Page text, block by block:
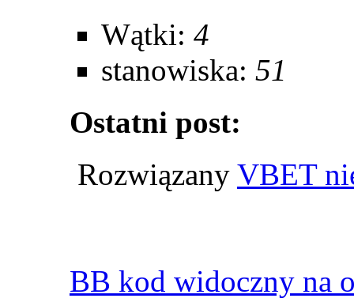
Wątki: 4
stanowiska: 51
Ostatni post:
Rozwiązany VBET
BB kod widoczny na